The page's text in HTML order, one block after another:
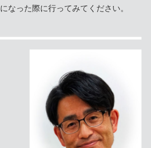
った際に行ってみてください。